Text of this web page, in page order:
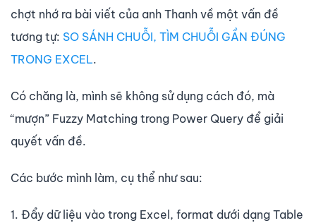
chợt nhớ ra bài viết của anh Thanh về một vấn đề
tương tự: SO SÁNH CHUỖI, TÌM CHUỖI GẦN ĐÚNG
TRONG EXCEL.
Có chăng là, mình sẽ không sử dụng cách đó, mà
“mượn” Fuzzy Matching trong Power Query để giải
quyết vấn đề.
Các bước mình làm, cụ thể như sau:
1. Đẩy dữ liệu vào trong Excel, format dưới dạng Table